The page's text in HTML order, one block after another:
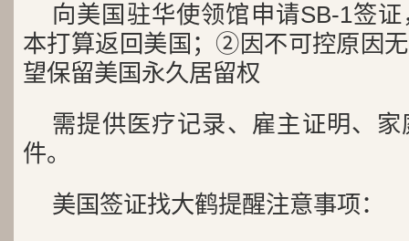
向美国驻华使领馆申请SB-1签
本打算返回美国；②因不可控原因
望保留美国永久居留权
需提供医疗记录、雇主证明、
件。
美国签证找大鹤提醒注意事项：